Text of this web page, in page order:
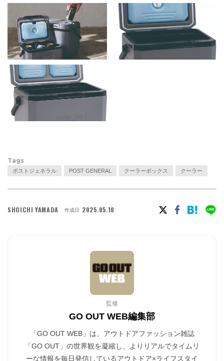
Tags
ポストジェネラル POST GENERAL クーラーボックス クーラー
SHOICHI YAMADA 作成日 2025.05.10
監修
GO OUT WEB編集部
「GO OUT WEB」は、アウトドアファッション雑誌
「GO OUT」の世界観を凝縮し、よりリアルでタイムリ
ーな情報を毎日発信しているアウトドア×ライフスタイ